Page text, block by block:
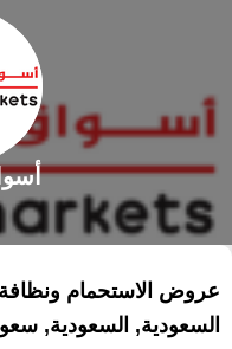
عروض الاستحمام
السعودية, السعودية,